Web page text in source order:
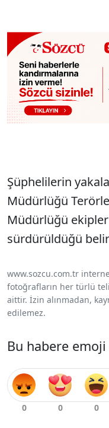
Şüphelilerin
Müdürlüğü
Müdürlüğü
sürdürüldüğü
www.sozcu.com.tr
fotoğrafların her türlü
aittir. İzin alınmadan,
edilemez.
Bu habere